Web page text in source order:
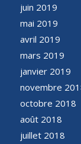
juin 2019
mai 2019
avril 2019
mars 2019
janvier 2019
novembre
octobre 2018
août 2018
juillet 2018